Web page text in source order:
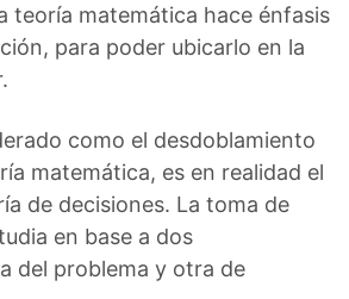
teoría matemática hace énfasis
para poder ubicarlo en la
como el desdoblamiento
matemática, es en realidad el
de decisiones. La toma de
en base a dos
del problema y otra de